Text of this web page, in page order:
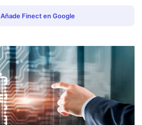
Añade Finect en Google